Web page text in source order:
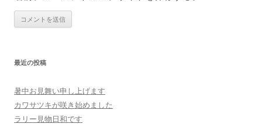
最近の投稿
暑中お見舞い申し上げます
カワサツキが咲き始めました
ラリー見物日和です